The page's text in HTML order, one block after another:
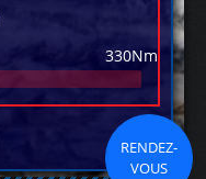
330Nm
RENDEZ-
VOUS